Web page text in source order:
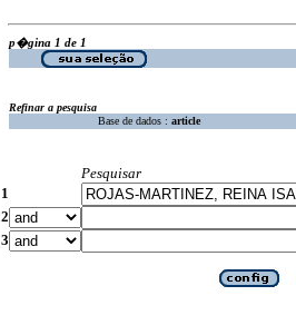
p�gina 1 de 1
Refinar a pesquisa
Base de dados : article
Pesquisar
1
2
3